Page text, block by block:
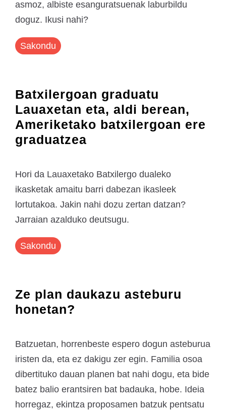
asmoz, albiste esanguratsuenak laburbildu
doguz. Ikusi nahi?
Sakondu
Batxilergoan graduatu
Lauaxetan eta, aldi berean,
Ameriketako batxilergoan ere
graduatzea
Hori da Lauaxetako Batxilergo dualeko
ikasketak amaitu barri dabezan ikasleek
lortutakoa. Jakin nahi dozu zertan datzan?
Jarraian azalduko deutsugu.
Sakondu
Ze plan daukazu asteburu
honetan?
Batzuetan, horrenbeste espero dogun asteburua
iristen da, eta ez dakigu zer egin. Familia osoa
dibertituko dauan planen bat nahi dogu, eta bide
batez balio erantsiren bat badauka, hobe. Ideia
horregaz, ekintza proposamen batzuk pentsatu